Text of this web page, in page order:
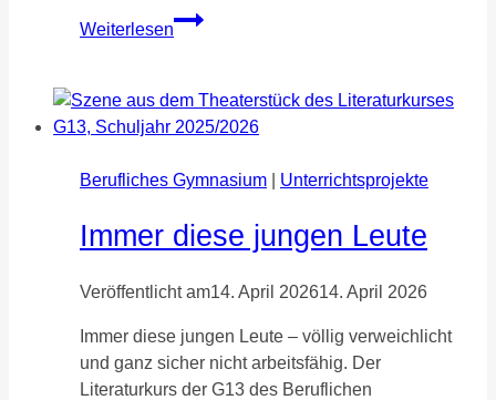
Weiterlesen
Moderne
Akzente
alte
Fassaden
Berufliches Gymnasium Unterrichtsprojekte
Immer diese jungen Leute
Veröffentlicht am14. April 202614. April 2026
Immer diese jungen Leute – völlig verweichlicht
und ganz sicher nicht arbeitsfähig. Der
Literaturkurs der G13 des Beruflichen